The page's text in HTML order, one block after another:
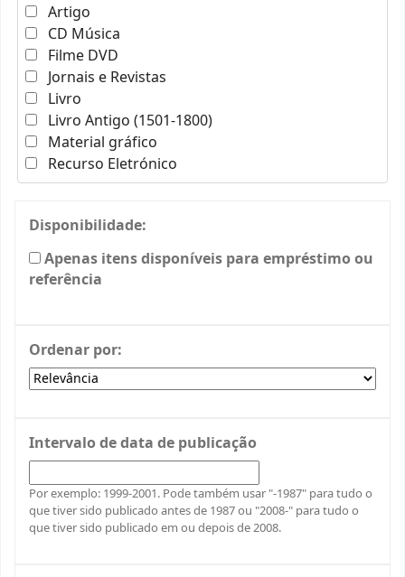
Artigo
CD Música
Filme DVD
Jornais e Revistas
Livro
Livro Antigo (1501-1800)
Material gráfico
Recurso Eletrónico
Disponibilidade:
Apenas itens disponíveis para empréstimo ou
referência
Ordenar por:
Intervalo de data de publicação
Por exemplo: 1999-2001. Pode também usar "-1987" para tudo o
que tiver sido publicado antes de 1987 ou "2008-" para tudo o
que tiver sido publicado em ou depois de 2008.